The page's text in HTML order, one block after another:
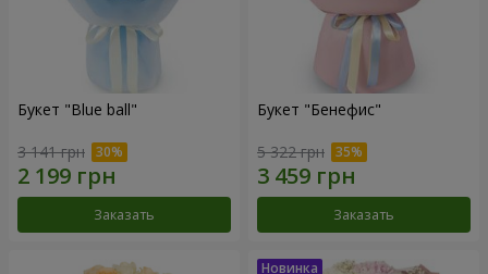
Букет "Blue ball"
3 141 грн
Заказать
Букет "Бенефис"
5 322 грн
Заказать